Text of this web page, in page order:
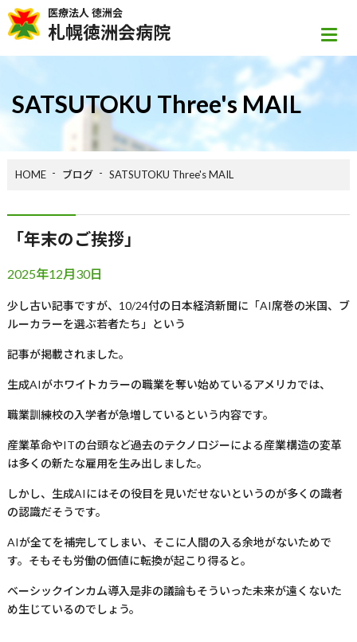
医療法人 徳洲会
札幌徳洲会病院
SATSUTOKU Three's MAIL
HOME ブログ SATSUTOKU Three's MAIL
「年末のご挨拶」
2025年12月30日
少し古い記事ですが、 10/24付の日本経済新聞に「AI席巻の米国、ブ
ルーカラーを選ぶ若者たち」という
記事が掲載されました。
生成AIがホワイトカラーの職業を奪い始めているアメリカでは、
職業訓練校の入学者が急増しているという内容です。
産業革命やITの台頭など過去のテクノロジーによる産業構造の変革
は多くの新たな雇用を生み出しました。
しかし、生成AIにはその役目を見いだせないというのが多くの識者
の認識だそうです。
AIが全てを補完してしまい、そこに人間の入る余地がないためで
す。そもそも労働の価値に転換が起こり得ると。
ベーシックインカム導入是非の議論もそういった未来が遠くないた
め生じているのでしょう。